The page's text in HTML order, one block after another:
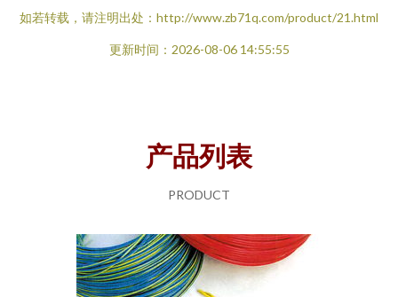
如若转载，请注明出处：http://www.zb71q.com/product/21.html
更新时间：2026-08-06 14:55:55
产品列表
PRODUCT